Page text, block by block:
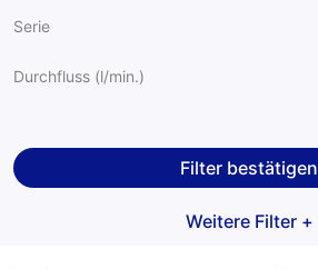
Meclube
Pneumatik
Serie
Durchfluss (l/min.)
Filter bestätigen
Weitere Filter +